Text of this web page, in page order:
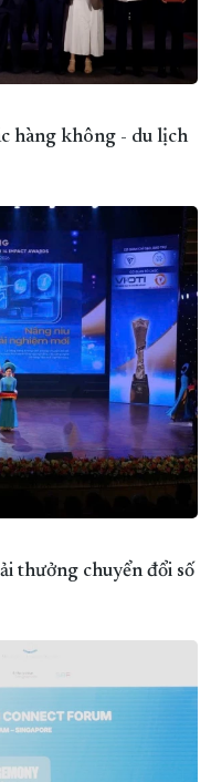
hàng không - du lịch
thưởng chuyển đổi số